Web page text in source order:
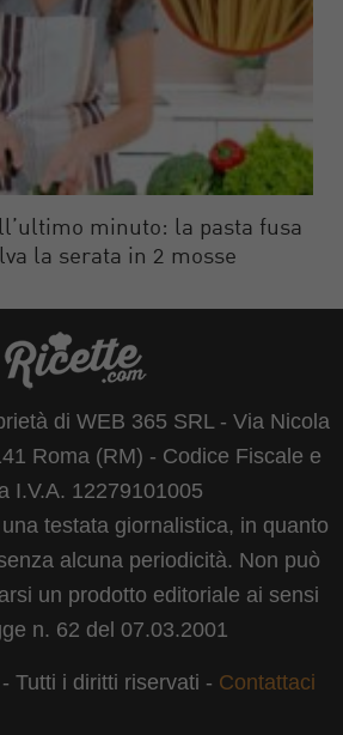
minuto: la pasta fusa
la serata in 2 mosse
di WEB 365 SRL - Via Nicola
Roma (RM) - Codice Fiscale e
I.V.A. 12279101005
testata giornalistica, in quanto
alcuna periodicità. Non può
un prodotto editoriale ai sensi
n. 62 del 07.03.2001
Tutti i diritti riservati - Contattaci